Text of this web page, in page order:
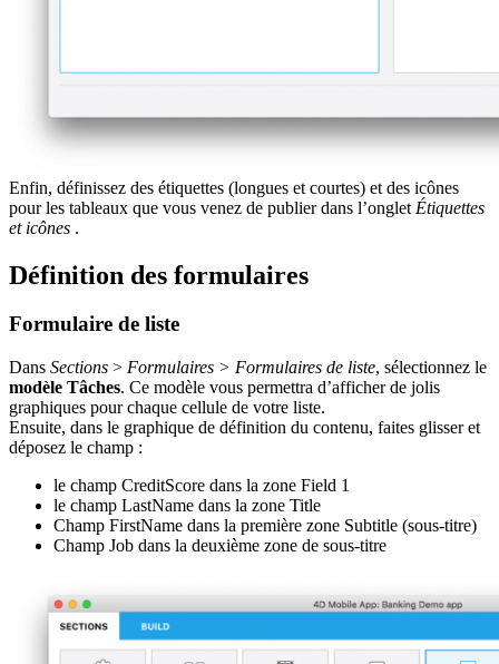
Enfin, définissez des étiquettes (longues et courtes) et des icônes
pour les tableaux que vous venez de publier dans l’onglet Étiquettes
et icônes .
Définition des formulaires
Formulaire de liste
Dans Sections > Formulaires > Formulaires de liste, sélectionnez le
modèle Tâches. Ce modèle vous permettra d’afficher de jolis
graphiques pour chaque cellule de votre liste.
Ensuite, dans le graphique de définition du contenu, faites glisser et
déposez le champ :
le champ CreditScore dans la zone Field 1
le champ LastName dans la zone Title
Champ FirstName dans la première zone Subtitle (sous-titre)
Champ Job dans la deuxième zone de sous-titre